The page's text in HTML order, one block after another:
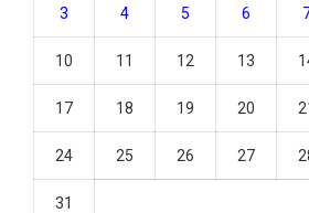
3 4 5 6
10 11 12 13
17 18 19 20
24 25 26 27
31